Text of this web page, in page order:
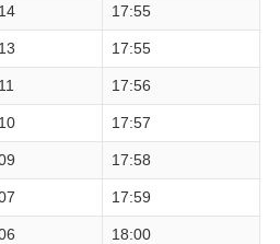
17:55
17:55
17:56
17:57
17:58
17:59
18:00